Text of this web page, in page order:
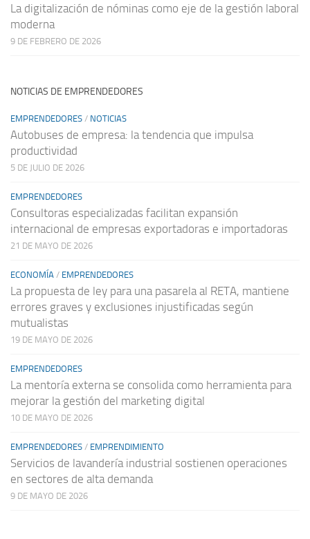
La digitalización de nóminas como eje de la gestión laboral
moderna
9 DE FEBRERO DE 2026
NOTICIAS DE EMPRENDEDORES
EMPRENDEDORES / NOTICIAS
Autobuses de empresa: la tendencia que impulsa
productividad
5 DE JULIO DE 2026
EMPRENDEDORES
Consultoras especializadas facilitan expansión
internacional de empresas exportadoras e importadoras
21 DE MAYO DE 2026
ECONOMÍA / EMPRENDEDORES
La propuesta de ley para una pasarela al RETA, mantiene
errores graves y exclusiones injustificadas según
mutualistas
19 DE MAYO DE 2026
EMPRENDEDORES
La mentoría externa se consolida como herramienta para
mejorar la gestión del marketing digital
10 DE MAYO DE 2026
EMPRENDEDORES / EMPRENDIMIENTO
Servicios de lavandería industrial sostienen operaciones
en sectores de alta demanda
9 DE MAYO DE 2026